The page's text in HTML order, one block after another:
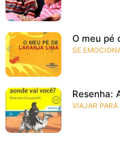
O meu pé
SE
Resenha:
VIAJAR